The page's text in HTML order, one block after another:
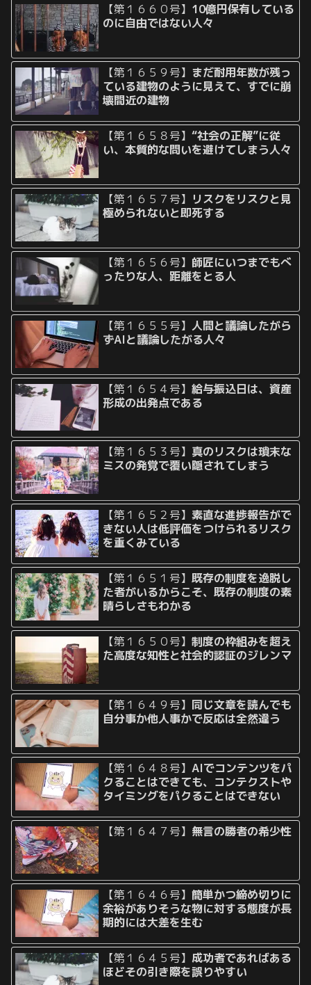
【第１６６０号】 10億円保有している
のに自由ではない人々
【第１６５９号】 まだ耐用年数が残っ
ている建物のように見えて、すでに崩
壊間近の建物
【第１６５８号】“社会の正解”に従
い、本質的な問いを避けてしまう人々
【第１６５７号】 リスクをリスクと見
極められないと即死する
【第１６５６号】 師匠にいつまでもべ
ったりな人、距離をとる人
【第１６５５号】人間と議論したがら
ずAIと議論したがる人々
【第１６５４号】給与振込日は、資産
形成の出発点である
【第１６５３号】 真のリスクは瑣末な
ミスの発覚で覆い隠されてしまう
【第１６５２号】素直な進捗報告がで
きない人は低評価をつけられるリスク
を重くみている
【第１６５１号】既存の制度を逸脱し
た者がいるからこそ、既存の制度の素
晴らしさもわかる
【第１６５０号】制度の枠組みを超え
た高度な知性と社会的認証のジレンマ
【第１６４９号】 同じ文章を読んでも
自分事か他人事かで反応は全然違う
【第１６４８号】AIでコンテンツをパ
クることはできても、コンテクストや
タイミングをパクることはできない
【第１６４７号】 無言の勝者の希少性
【第１６４６号】簡単かつ締め切りに
余裕がありそうな物に対する態度が長
期的には大差を生む
【第１６４５号】成功者であればある
ほどその引き際を誤りやすい